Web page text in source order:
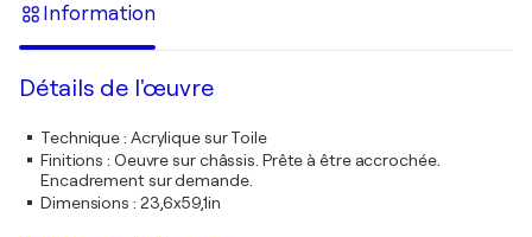
Information
Détails de l'œuvre
Technique: Acrylique sur Toile
Finitions : Oeuvre sur châssis. Prête à être accrochée.
Encadrement sur demande.
Dimensions : 23,6x59,1in